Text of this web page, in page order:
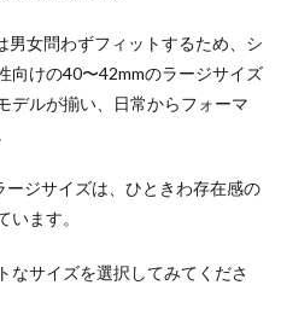
男女問わずフィットするため、シ
向けの40〜42mmのラージサイズ
デルが揃い、日常からフォーマ
ジサイズは、ひときわ存在感の
ます。
なサイズを選択してみてくださ